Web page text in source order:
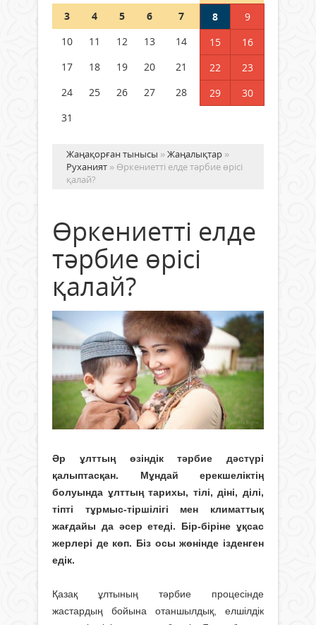
Шетелде жүрген Қазақстан
азаматтары қалай дауыс бере
3
4 5 6 7 8
9
10
11 12 13 14 15
16
17
18 19 20 21 22
23
24
25 26 27 28 29
30
31
Жаңақорған тынысы »Жаңалықтар »
Руханият » Өркениетті елде тәрбие өрісі
қалай?
Өркениетті елде
тәрбие өрісі
қалай?
Әр ұлттың өзіндік тәрбие дәстүрі
қалыптасқан. Мұндай ерекшеліктің
болуында ұлттың тарихы, тілі, діні, ділі,
тіпті тұрмыс-тіршілігі мен климаттық
жағдайы да әсер етеді. Бір-біріне ұқсас
жерлері де көп. Біз осы жөнінде ізденген
едік.
Қазақ ұлтының тәрбие процесінде
жастардың бойына отаншылдық, елшіл­дік